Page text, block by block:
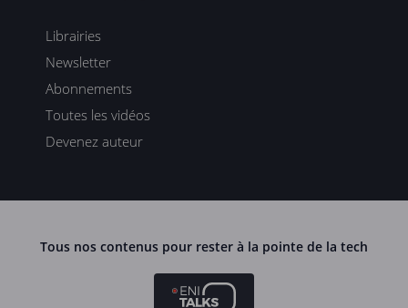
Librairies
Newsletter
Abonnements
Toutes les vidéos
Devenez auteur
Tous nos contenus pour rester à la pointe de la tech